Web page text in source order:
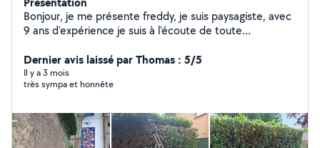
Bonjour, je me présente freddy, je suis paysagiste, avec
9 ans d'expérience je suis à l'écoute de toute
Désherbage. Création de massifs. Plantation. Tonte
pelouses. Évacuation. Nettoyage haute pression
terrasse mûre. petit bricolage. Vides cave grenier (etc)
Dernier avis laissé par Thomas : 5/5
Il y a 3 mois
très sympa et honnête